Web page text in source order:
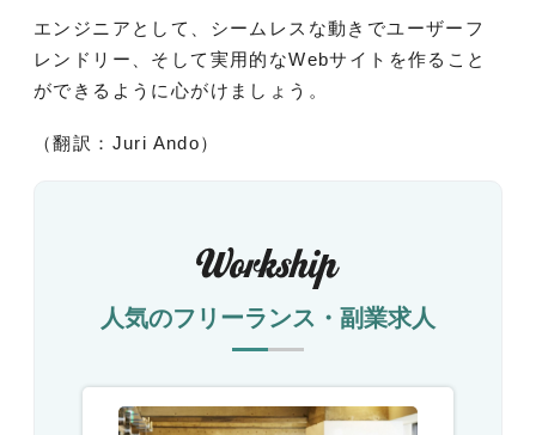
エンジニアとして、シームレスな動きでユーザーフ
レンドリー、そして実用的なWebサイトを作ること
ができるように心がけましょう。
（翻訳：Juri Ando）
人気のフリーランス・副業求人